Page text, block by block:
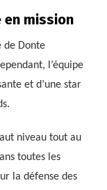
en mission
de Donte
l’équipe
et d’une star
niveau tout au
toutes les
la défense des